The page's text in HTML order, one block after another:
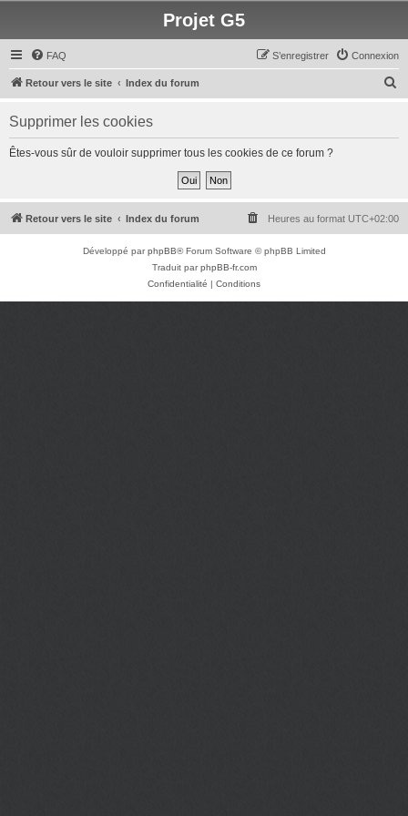
Projet G5
FAQ Connexion
S’enregistrer
Retour vers le site Index du forum
h
Supprimer les cookies
Êtes-vous sûr de vouloir supprimer tous les cookies de ce forum ?
Retour vers le site Index du forum Heures au format UTC+02:00
Développé parphpBB® Forum Software © phpBB Limited
Traduit parphpBB-fr.com
Confidentialité | Conditions